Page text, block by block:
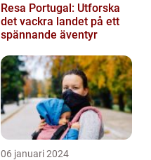
Resa Portugal: Utforska
det vackra landet på ett
spännande äventyr
06 januari 2024